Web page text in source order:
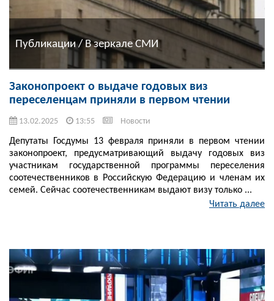
Публикации / В зеркале СМИ
Законопроект о выдаче годовых виз
переселенцам приняли в первом чтении
13.02.2025 13:55 Новости
Депутаты Госдумы 13 февраля приняли в первом чтении
законопроект, предусматривающий выдачу годовых виз
участникам государственной программы переселения
соотечественников в Российскую Федерацию и членам их
семей. Сейчас соотечественникам выдают визу только ...
Читать далее